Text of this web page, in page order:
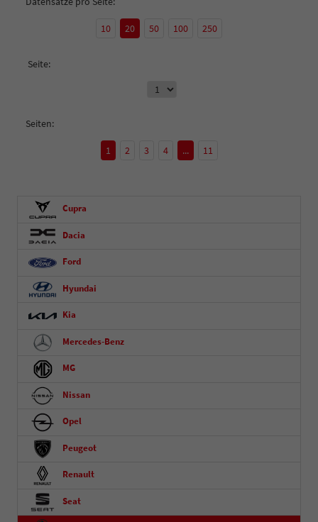
10 20 50 100 250
Seite:
Seiten:
1 2 3 4 ... 11
Cupra
Dacia
Ford
Hyundai
Kia
Mercedes-Benz
MG
Nissan
Opel
Peugeot
Renault
Seat